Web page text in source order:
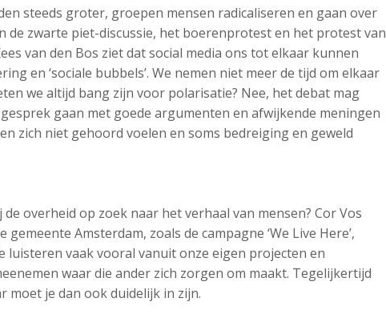
steeds groter, groepen mensen radicaliseren en gaan over
de zwarte piet-discussie, het boerenprotest en het protest van
van den Bos ziet dat social media ons tot elkaar kunnen
en ‘sociale bubbels’. We nemen niet meer de tijd om elkaar
we altijd bang zijn voor polarisatie? Nee, het debat mag
gaan met goede argumenten en afwijkende meningen
zich niet gehoord voelen en soms bedreiging en geweld
overheid op zoek naar het verhaal van mensen? Cor Vos
Amsterdam, zoals de campagne ‘We Live Here’,
luisteren vaak vooral vanuit onze eigen projecten en
waar die ander zich zorgen om maakt. Tegelijkertijd
moet je dan ook duidelijk in zijn.